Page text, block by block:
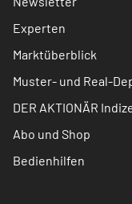
Experten
Marktüberblick
Muster- und Real-
DER AKTIONÄR
Abo und Shop
Bedienhilfen